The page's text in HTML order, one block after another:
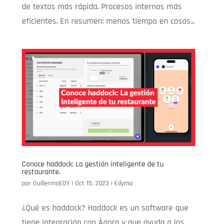
de textos más rápida. Procesos internos más
eficientes. En resumen: menos tiempo en cosas...
Conoce haddock: La gestión inteligente de tu
restaurante.
por GuillermoEDY| Oct 15, 2023 | Edyma
¿Qué es haddock? Haddock es un software que